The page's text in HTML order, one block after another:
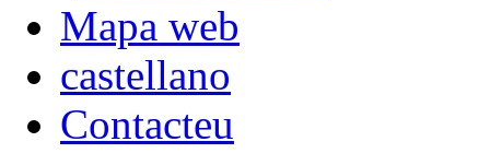
Mapa web
castellano
Contacteu